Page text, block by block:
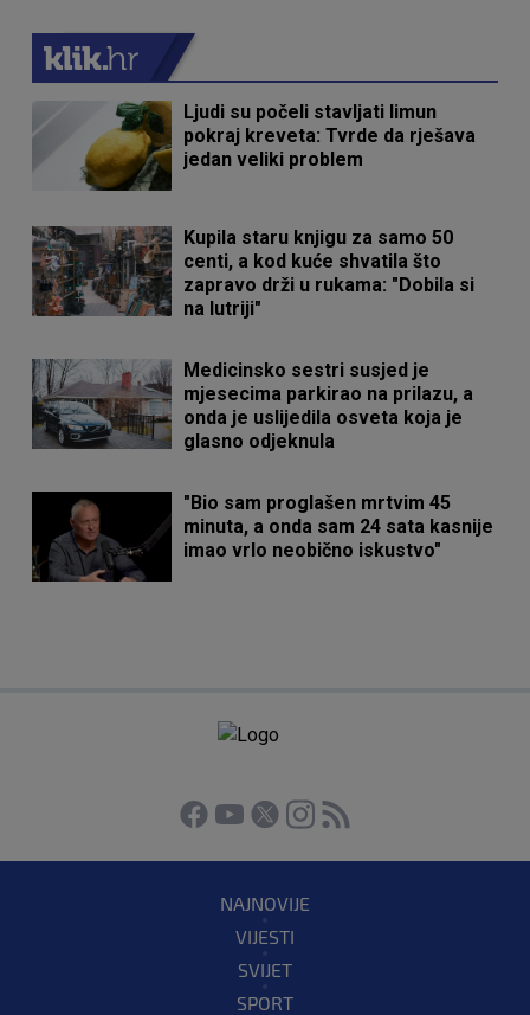
Ljudi su počeli stavljati limun
pokraj kreveta: Tvrde da rješava
jedan veliki problem
Kupila staru knjigu za samo 50
centi, a kod kuće shvatila što
zapravo drži u rukama: "Dobila si
na lutriji"
Medicinsko sestri susjed je
mjesecima parkirao na prilazu, a
onda je uslijedila osveta koja je
glasno odjeknula
"Bio sam proglašen mrtvim 45
minuta, a onda sam 24 sata kasnije
imao vrlo neobično iskustvo"
NAJNOVIJE
VIJESTI
SVIJET
SPORT